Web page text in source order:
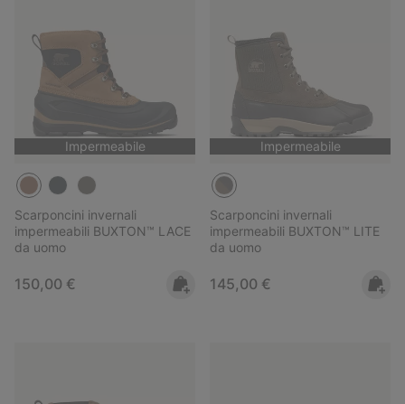
Impermeabile
Scarponcini invernali
impermeabili BUXTON™ LACE
da uomo
Regular price:
150,00 €
Impermeabile
Scarponcini invernali
impermeabili BUXTON™ LITE
da uomo
Regular price:
145,00 €